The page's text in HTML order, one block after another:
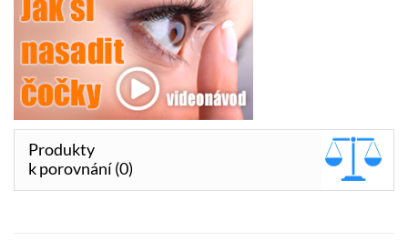
Produkty
k porovnání (0)